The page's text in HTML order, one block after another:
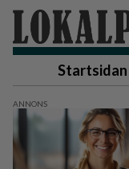
Startsidan